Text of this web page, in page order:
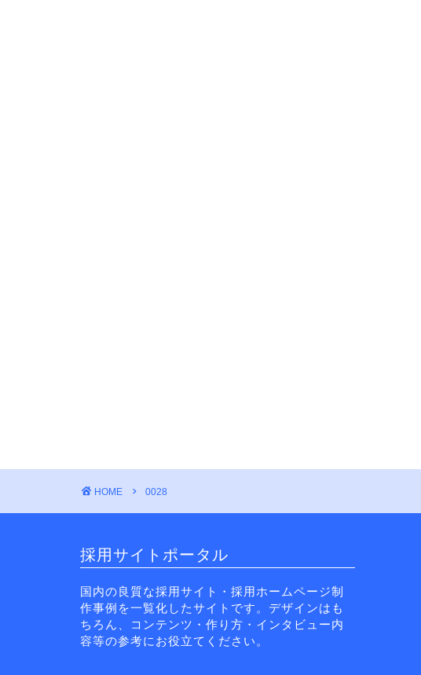
HOME 0028
採用サイトポータル
国内の良質な採用サイト・採用ホームページ制
作事例を一覧化したサイトです。デザインはも
ちろん、コンテンツ・作り方・インタビュー内
容等の参考にお役立てください。